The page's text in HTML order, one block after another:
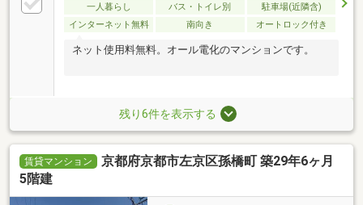
一人暮らし バス・トイレ別
駐車場(近隣含)
インターネット無料
南向き オートロック付き
ネット使用料無料。オール電化のマンションです。
残り6件を表示する
賃貸マンション
京都府京都市左京区孫橋町 築29年6ヶ月
5階建